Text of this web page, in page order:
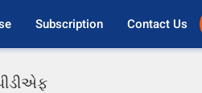
Subscription Contact Us